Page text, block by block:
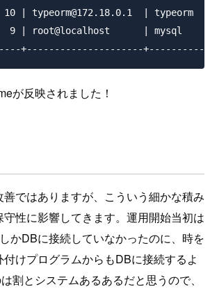
| typeorm@172.18.0.1  | typeorm
| root@localhost      | mysql
が反映されました！
善ではありますが、こういう細かな積み
性に影響してきます。運用開始当初は
かDBに接続していなかったのに、時を
けプログラムからもDBに接続するよ
割とシステムあるあるだと思うので、